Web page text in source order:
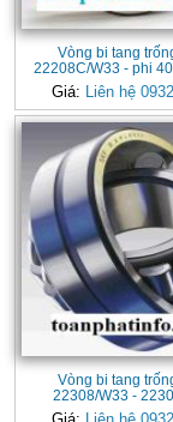
Vòng bi tang
22208C/W33 - phi
Giá: Liên hệ
Vòng bi tang
22308/W33 -